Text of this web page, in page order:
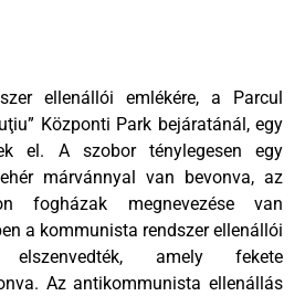
ellenállói emlékére, a Parcul
Központi Park bejáratánál, egy
el. A szobor ténylegesen egy
márvánnyal van bevonva, az
fogházak megnevezése van
a kommunista rendszer ellenállói
elszenvedték, amely fekete
Az antikommunista ellenállás